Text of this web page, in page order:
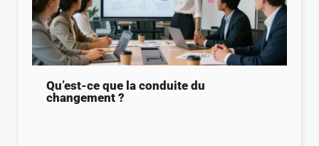
Qu’est-ce que la conduite du
changement ?